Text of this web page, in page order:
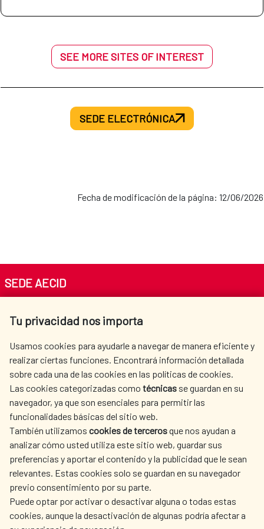
SEE MORE SITES OF INTEREST
SEDE ELECTRÓNICA
Fecha de modificación de la página: 12/06/2026
Tu privacidad nos importa
Usamos cookies para ayudarle a navegar de manera eficiente y
realizar ciertas funciones. Encontrará información detallada
sobre cada una de las cookies en las políticas de cookies.
Las cookies categorizadas como técnicas se guardan en su
navegador, ya que son esenciales para permitir las
funcionalidades básicas del sitio web.
También utilizamos cookies de tercerosque nos ayudan a
analizar cómo usted utiliza este sitio web, guardar sus
preferencias y aportar el contenido y la publicidad que le sean
relevantes. Estas cookies solo se guardan en su navegador
previo consentimiento por su parte.
Puede optar por activar o desactivar alguna o todas estas
cookies, aunque la desactivación de algunas podría afectar a
SEDE AECID
Tel. +34 900 20 30 54​​​​​​​
AECID
WHERE DO WE COOPERATE?
SPANISH HUMANITARIAN
ACTION
PRESS ROOM
CULTURE AND SCIENCE LIBRARY
OUR SOCIAL MEDIA